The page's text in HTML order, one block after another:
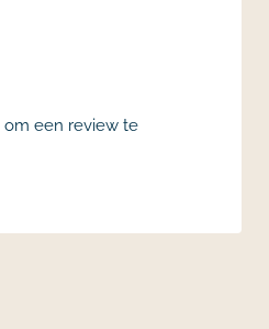
om een review te